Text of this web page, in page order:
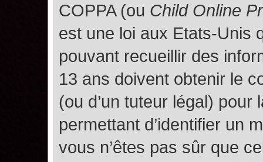
COPPA (ou Child Online
est une loi aux Etats-Unis
pouvant recueillir des
13 ans doivent obtenir le
(ou d’un tuteur légal)
permettant d’identifier un
vous n’êtes pas sûr que